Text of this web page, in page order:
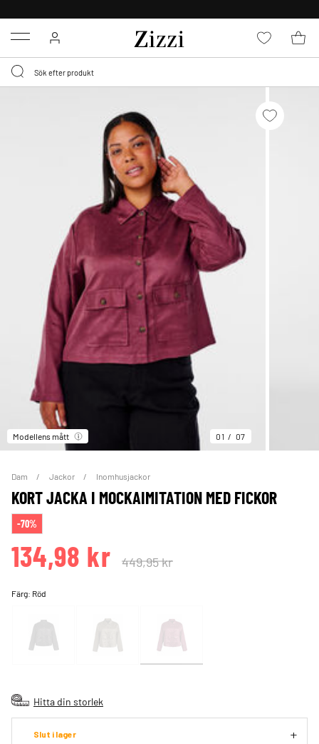
Menu
Modellens mått 01 07
Dam Jackor Inomhusjackor
KORT JACKA I MOCKAIMITATION MED FICKOR
-70%
134,98 kr 449,95 kr
Färg: Röd
Hitta din storlek
Slut i lager